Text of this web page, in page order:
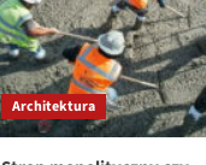
Architektura